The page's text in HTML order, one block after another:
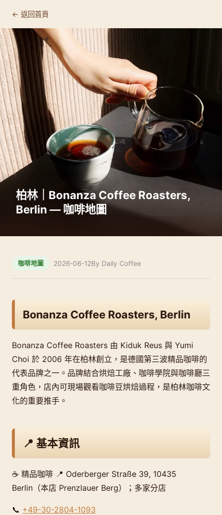
← 返回首頁
柏林｜Bonanza Coffee Roasters,
Berlin — 咖啡地圖
咖啡地圖 2026-06-12By Daily Coffee
Bonanza Coffee Roasters, Berlin
Bonanza Coffee Roasters 由 Kiduk Reus 與 Yumi
Choi 於 2006 年在柏林創立，是德國第三波精品咖啡的
代表品牌之一。品牌結合烘焙工廠、咖啡學院與咖啡廳三
重角色，店內可現場觀看咖啡豆烘焙過程，是柏林咖啡文
化的重要推手。
📍 基本資訊
☕ 精品咖啡 📍 Oderberger Straße 39, 10435
Berlin（本店 Prenzlauer Berg）；多家分店
📞 +49-30-2804-1093